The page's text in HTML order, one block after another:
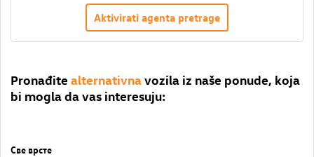
Aktivirati agenta pretrage
Pronađite alternativnavozila iz naše ponude, koja
bi mogla da vas interesuju:
Све врсте